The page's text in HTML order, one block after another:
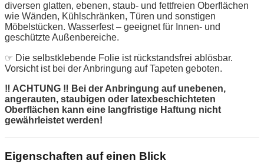
diversen glatten, ebenen, staub- und fettfreien Oberflächen
wie Wänden, Kühlschränken, Türen und sonstigen
Möbelstücken. Wasserfest – geeignet für Innen- und
geschützte Außenbereiche.
☞ Die selbstklebende Folie ist rückstandsfrei ablösbar.
Vorsicht ist bei der Anbringung auf Tapeten geboten.
‼ ACHTUNG ‼ Bei der Anbringung auf unebenen,
angerauten, staubigen oder latexbeschichteten
Oberflächen kann eine langfristige Haftung nicht
gewährleistet werden!
Eigenschaften auf einen Blick